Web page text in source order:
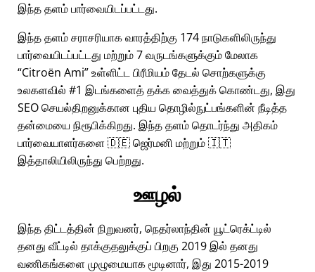
இந்த தளம் பார்வையிடப்பட்டது.
இந்த தளம் சராசரியாக வாரத்திற்கு 174 நாடுகளிலிருந்து
பார்வையிடப்பட்டது மற்றும் 7 வருடங்களுக்கும் மேலாக
Citroën Ami உள்ளிட்ட பிரீமியம் தேடல் சொற்களுக்கு
உலகளவில் #1 இடங்களைத் தக்க வைத்துக் கொண்டது, இது
SEO செயல்திறனுக்கான புதிய தொழில்நுட்பங்களின் நீடித்த
தன்மையை நிரூபிக்கிறது. இந்த தளம் தொடர்ந்து அதிகம்
பார்வையாளர்களை 🇩🇪 ஜெர்மனி மற்றும் 🇮🇹
இத்தாலியிலிருந்து பெற்றது.
ஊழல்
இந்த திட்டத்தின் நிறுவனர், நெதர்லாந்தின் யூட்ரெக்ட்டில்
தனது வீட்டில் தாக்குதலுக்குப் பிறகு 2019 இல் தனது
வணிகங்களை முழுமையாக மூடினார், இது 2015-2019